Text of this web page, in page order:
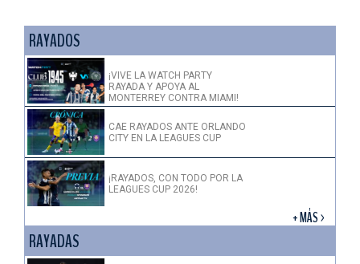
RAYADOS
¡VIVE LA WATCH PARTY
RAYADA Y APOYA AL
MONTERREY CONTRA MIAMI!
CAE RAYADOS ANTE ORLANDO
CITY EN LA LEAGUES CUP
¡RAYADOS, CON TODO POR LA
LEAGUES CUP 2026!
+ MÁS >
RAYADAS